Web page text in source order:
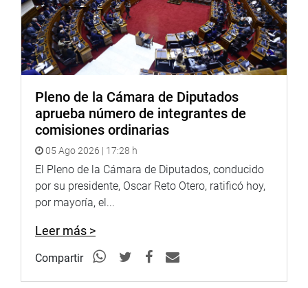
Pleno de la Cámara de Diputados
aprueba número de integrantes de
comisiones ordinarias
05 Ago 2026 | 17:28 h
El Pleno de la Cámara de Diputados, conducido
por su presidente, Oscar Reto Otero, ratificó hoy,
por mayoría, el...
Leer más >
Compartir